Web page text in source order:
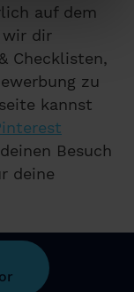
auf dem
wir dir
Checklisten,
zu
kannst
Besuch
deine